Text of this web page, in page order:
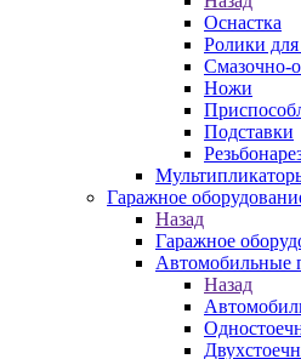
Оснастка
Ролики
Смазочно-
Ножи
Подставки
Гаражное
Назад
Гаражное
Автомобильные
Назад